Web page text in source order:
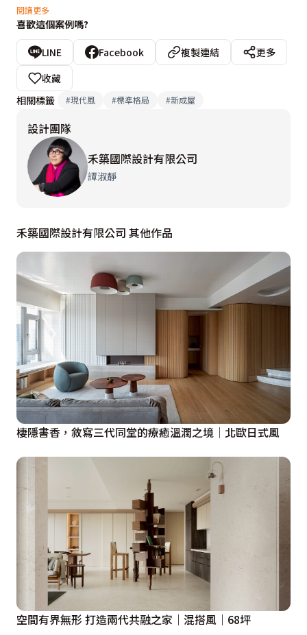
在最舒適的狀態下生活，敘寫屬於自己的不凡人生篇章。
推開大門，輕淺色調自眼前蔓延開來，客廳、餐廳、廚
房、閱讀區匯聚成寬闊的夢幻牛奶湖，隨時序更迭，倒映
城市繁景與生活剪影，融成一幅溫馨家景。如此寬敞無壓
商配置的標準3房改為2+1房，騰出洗手台前空間設置吧
台，廊道一隅亦增添簡約壁燈端景，勾繪豐富層次，並選
用玻璃隔牆切分出彈性十足的多功能室，維繫視覺開闊
度，創造通透軒敞感受。
玄關
玄關右側牆面之櫃體做出進退面，滿足不同需求收納。而
入門左側與餐廳相鄰的牆面，植入奶茶色櫃面作為緩衝，
再嵌入灰色上電器櫃補足廚房機能。
餐廚區
落筆於電器櫃旁的玻璃拉門，阻絕了烹飪時的濃嗆油煙，
也清晰劃分出場域界線，內部櫥櫃門片悉心更換為奶茶色
門片，為淺色空間挹注一抹穩重氣息，也讓空間更有層
次。內部原本僅有建商設置的一字形廚具，但設計師依循
屋主的烹飪習慣與需求，增設了中島檯面、水槽與吧台，
讓機能更加連貫，同步也為屋主多營造出一處，喝下午茶
多功能房
與廚房處於同一水平軸線的多功能房，以具視覺穿透性的
的長虹玻璃拉門隔開，平時可敞開維繫空間通透感，當親
友來訪時，可拉出隱匿於牆面中的玻璃門片，並拉下客廳
一側捲簾，搭配內部大尺度臥榻，變身隱私性強的舒適客
房。
閱讀更多
喜歡這個案例嗎?
LINE Facebook 複製連結
更多
收藏
相關標籤
#現代風 #標準格局 #新成屋
設計團隊
禾築國際設計有限公司
譚淑靜
禾築國際設計有限公司 其他作品
棲隱書香，敘寫三代同堂的療癒溫潤之境│北歐日式風
空間有界無形 打造兩代共融之家｜混搭風｜68坪